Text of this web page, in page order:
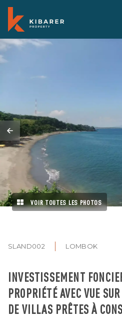
VOIR TOUTES LES PHOTOS
SLAND002 LOMBOK
INVESTISSEMENT
PROPRIÉTÉ AVEC VUE
DE VILLAS PRÊTES À